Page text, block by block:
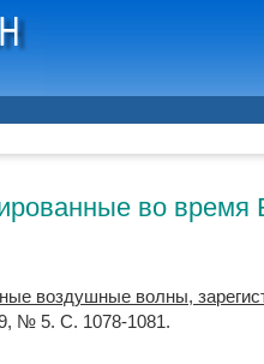
во время
воздушные волны,
№ 5. С. 1078-1081.